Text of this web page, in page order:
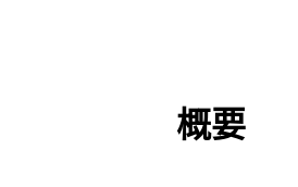
ツアー
概要